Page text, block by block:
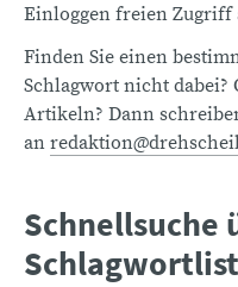
Einloggen freien Zugriff
Finden Sie einen
Schlagwort nicht dabei?
Artikeln? Dann
an
Schnellsuche